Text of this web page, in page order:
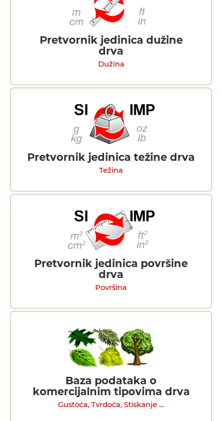
Pretvornik jedinica dužine
drva
Dužina
Pretvornik jedinica težine drva
Težina
Pretvornik jedinica površine
drva
Površina
Baza podataka o
komercijalnim tipovima drva
Gustoća, Tvrdoća, Stiskanje …